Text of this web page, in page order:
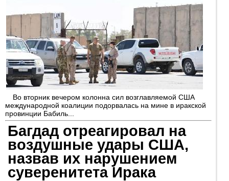
Во вторник вечером колонна сил возглавляемой США
международной коалиции подорвалась на мине в иракской
провинции Бабиль...
Багдад отреагировал на
воздушные удары США,
назвав их нарушением
суверенитета Ирака